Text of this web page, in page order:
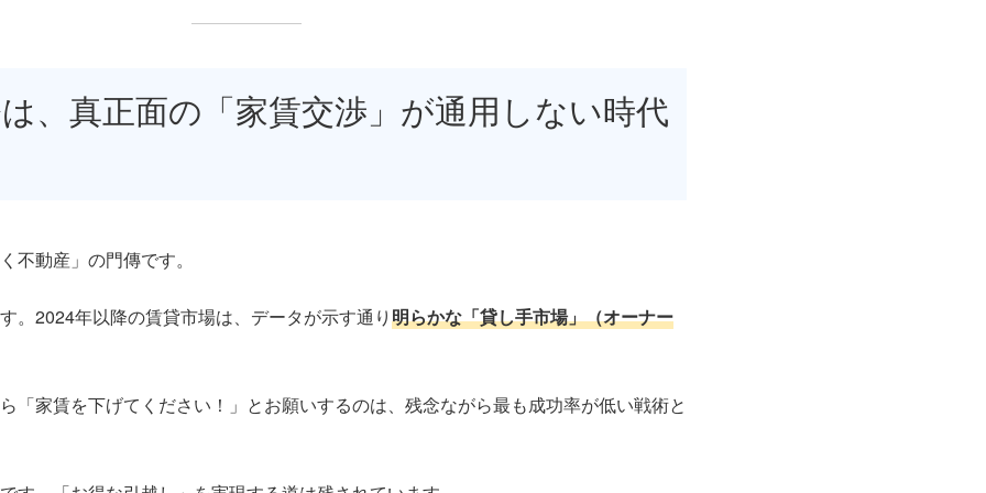
、真正面の「家賃交渉」が通用しない時代
不動産」の門傳です。
。2024年以降の賃貸市場は、データが示す通り明らかな「貸し手市場」（オーナー
「家賃を下げてください！」とお願いするのは、残念ながら最も成功率が低い戦術と